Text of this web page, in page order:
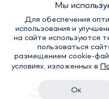
© Элитный сувенир, 2022-
Политика
конфиденциальности
Мы
Для обеспечения
использования и
на сайте используются
пользоваться
размещением cookie-
условиях, изложенных в
Ок